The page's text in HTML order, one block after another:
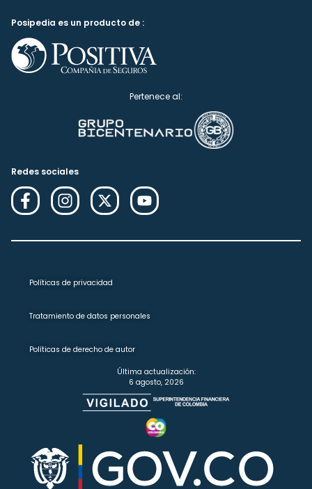
Posipedia es un producto de :
Pertenece al:
Redes sociales
Políticas de privacidad
Tratamiento de datos personales
Políticas de derecho de autor
Última actualización:
6 agosto, 2026